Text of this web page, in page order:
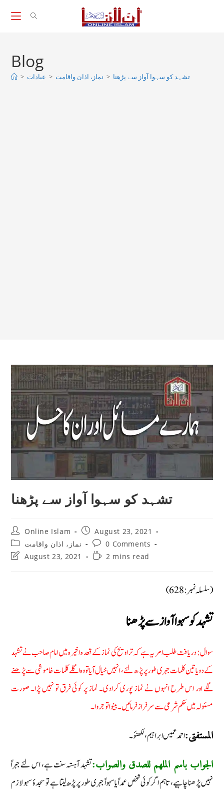
Blog
> عبادات > نماز، اذان واقامت > تشہد کو سہوا آواز سے پڑھنا
تشہد کو سہوا آواز سے پڑھنا
Post
author:
Online Islam
Post
published:
August 23, 2021
Post
category:
نماز، اذان واقامت
Post
comments:
0 Comments
PostAugust 23, 2021
Reading2 mins read
(سلسلہ نمبر: 628)
تشہد کو سہوا آواز سے پڑھنا
سوال: دریافت طلب امر یہ ہے کہ تراویح کی نماز کے قعدہ اخیرہ میں امام صاحب نے تشہد
کے دو یا تین‌ کلمات‌ جہری طور پر پڑھ لئے، انہیں‌خیال آیا تو وہ اگلے کلمات خاموشی سے پڑھنے
لگے اور اس طرح انہوں نے نماز پوری کرادی۔ نماز پر کوئی فرق تو نہیں پڑا۔‌ صورت
مسئولہ میں حکم شرعی سے‌ سرفراز فرمائیں۔ بینواتوجروا۔
المستفتی:احمد عمیس ابراہیم، لکھنؤ۔
الجواب باسم الملھم للصدق والصواب:تشہد آہستہ سنت ہے، اس لئے جہراً
نہیں پڑھنا چاہیے، تاہم اگر کوئی شخص عمداً یا سہواً جہری طور پر پڑھ لیتا ہے تو سجدۂ سہو لازم